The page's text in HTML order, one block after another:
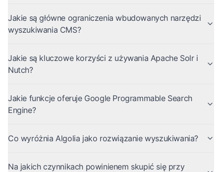
Jakie są główne ograniczenia wbudowanych narzędzi
wyszukiwania CMS?
Jakie są kluczowe korzyści z używania Apache Solr i
Nutch?
Jakie funkcje oferuje Google Programmable Search
Engine?
Co wyróżnia Algolia jako rozwiązanie wyszukiwania?
Na jakich czynnikach powinienem skupić się przy